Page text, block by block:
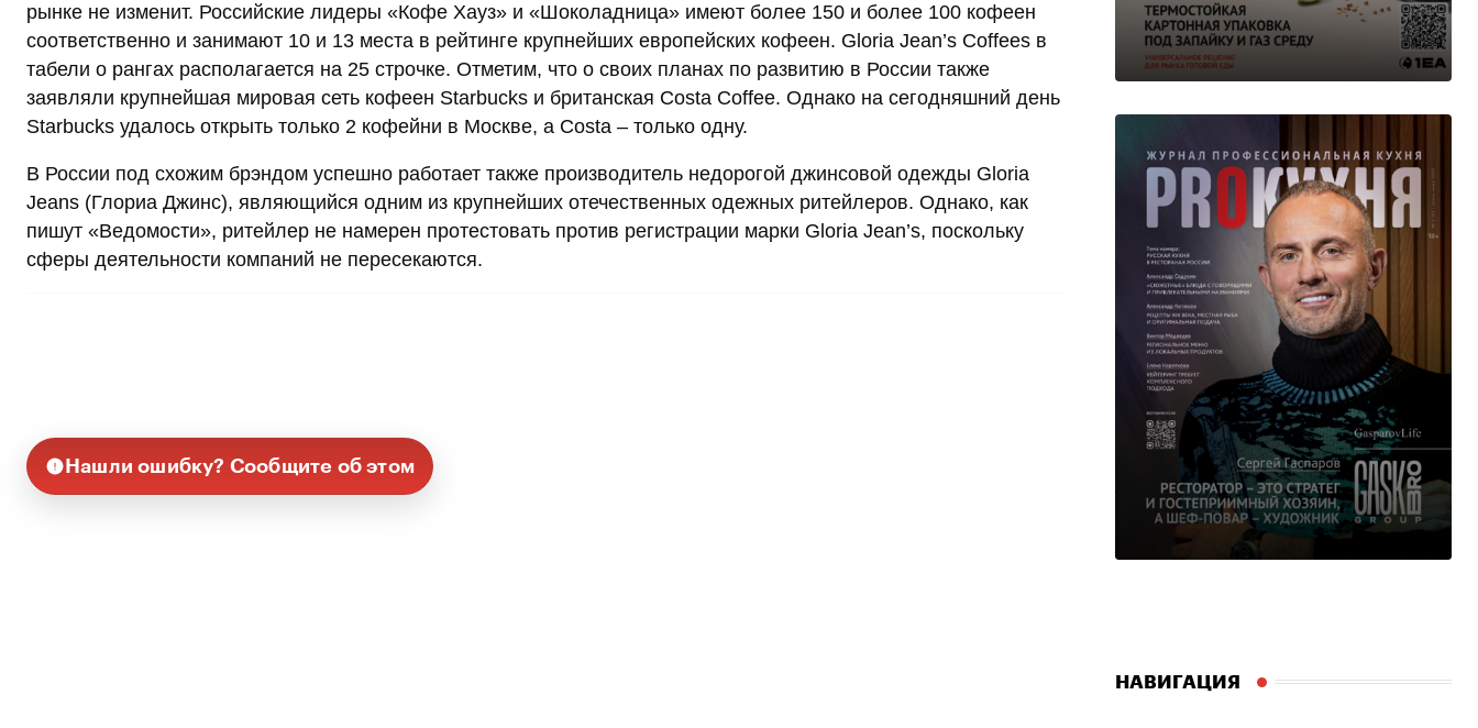
рынке не изменит. Российские лидеры «Кофе Хауз» и «Шоколадница» имеют более 150 и более 100 кофеен
соответственно и занимают 10 и 13 места в рейтинге крупнейших европейских кофеен. Gloria Jean’s Coffees в
табели о рангах располагается на 25 строчке. Отметим, что о своих планах по развитию в России также
заявляли крупнейшая мировая сеть кофеен Starbucks и британская Costa Coffee. Однако на сегодняшний день
Starbucks удалось открыть только 2 кофейни в Москве, а Costa – только одну.
В России под схожим брэндом успешно работает также производитель недорогой джинсовой одежды Gloria
Jeans (Глориа Джинс), являющийся одним из крупнейших отечественных одежных ритейлеров. Однако, как
пишут «Ведомости», ритейлер не намерен протестовать против регистрации марки Gloria Jean’s, поскольку
сферы деятельности компаний не пересекаются.
Нашли ошибку? Сообщите об этом
НАВИГАЦИЯ